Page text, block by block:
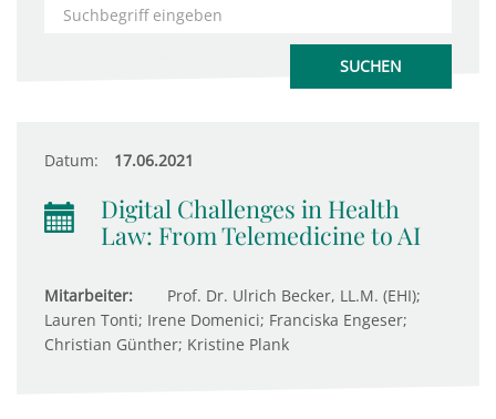
Datum: 17.06.2021
Digital Challenges in Health
Law: From Telemedicine to AI
Mitarbeiter:
Prof. Dr. Ulrich Becker, LL.M. (EHI);
Lauren Tonti; Irene Domenici; Franciska Engeser;
Christian Günther; Kristine Plank